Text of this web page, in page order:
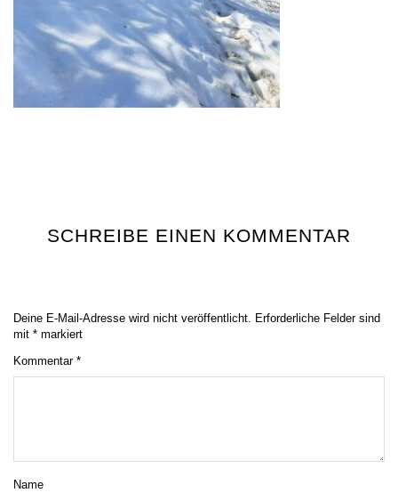
SCHREIBE EINEN KOMMENTAR
Deine E-Mail-Adresse wird nicht veröffentlicht. Erforderliche Felder sind
mit * markiert
Kommentar *
Name